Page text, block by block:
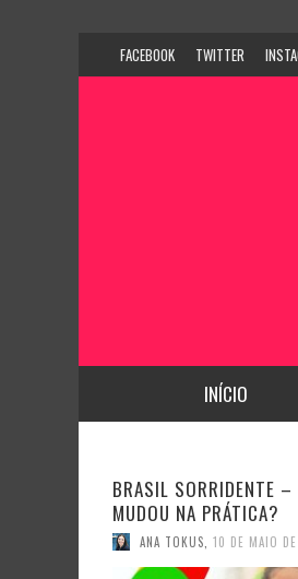
FACEBOOK TWITTER
INÍCIO
A DESCOBERTA DE
GLÂNDULAS SALIVARES:
GLÂNDULAS TUBÁRIAS
ANA TOKUS, 22 DE